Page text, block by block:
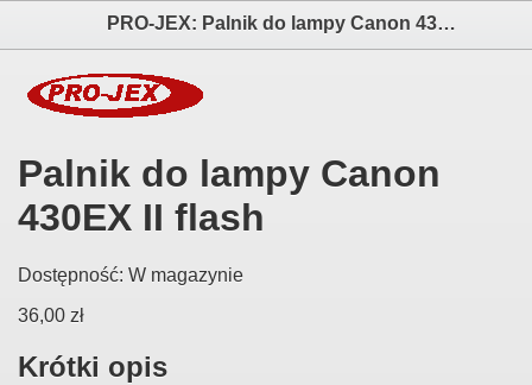
PRO-JEX: Palnik do lampy Canon 430EX II flash elektronika i akcesoria aparatów fotograficznych
Palnik do lampy Canon
430EX II flash
Dostępność: W magazynie
36,00 zł
Krótki opis